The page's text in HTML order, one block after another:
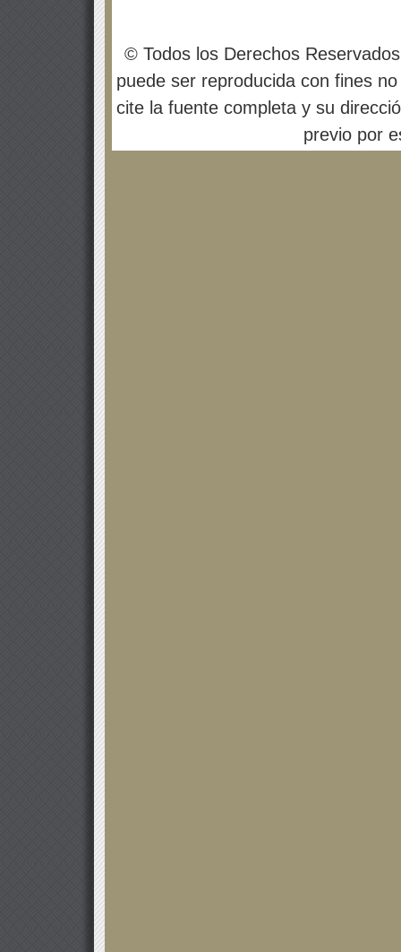
© Todos los Derechos
puede ser reproducida con fines
cite la fuente completa y su
previo por